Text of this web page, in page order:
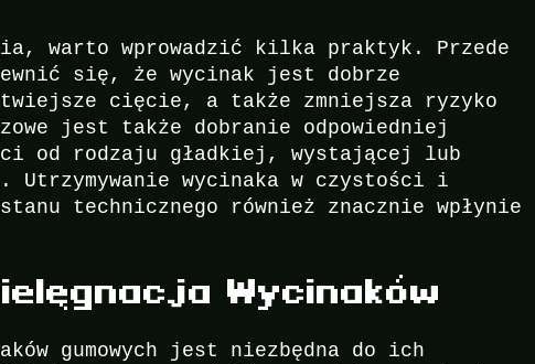
warto wprowadzić kilka praktyk. Przede
się, że wycinak jest dobrze
cięcie, a także zmniejsza ryzyko
jest także dobranie odpowiedniej
od rodzaju gładkiej, wystającej lub
Utrzymywanie wycinaka w czystości i
technicznego również znacznie wpłynie
Wycinaków
gumowych jest niezbędna do ich